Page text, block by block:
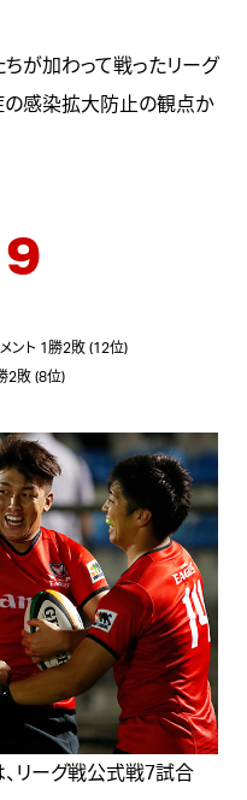
が加わって戦ったリーグ
の感染拡大防止の観点か
ント 1勝2敗 (12位)
2敗 (8位)
リーグ戦公式戦7試合